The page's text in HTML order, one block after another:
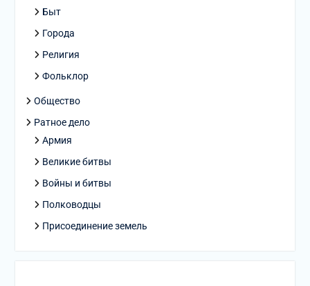
Быт
Города
Религия
Фольклор
Общество
Ратное дело
Армия
Великие битвы
Войны и битвы
Полководцы
Присоединение земель